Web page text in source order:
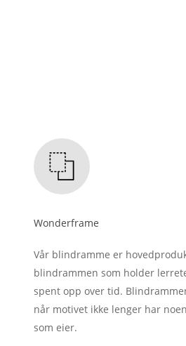
Wonderframe
Vår blindramme er
blindrammen som holder
spent opp over tid.
når motivet ikke lenger har
som eier.